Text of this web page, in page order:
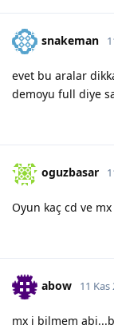
snakeman
evet bu aralar
demoyu full diye
oguzbasar
Oyun kaç cd ve mx
abow 11 Kas
mx i bilmem